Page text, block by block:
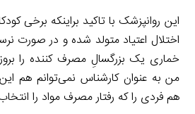
این روانپزشک با تاکید براینکه برخی
اختلال اعتیاد متولد شده و در صورت
خماری یک بزرگسالِ مصرف کننده را
من به عنوان کارشناس نمی‌توانم هم
هم فردی را که رفتار مصرف مواد را